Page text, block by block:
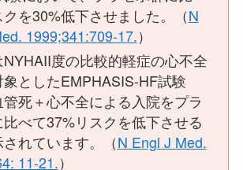
を30%低下させました。（N
1999;341:709-17.）
度の比較的軽症の心不全
としたEMPHASIS-HF試験
死＋心不全による入院をプラ
べて37%リスクを低下させる
れています。（N Engl J Med.
11-21.）